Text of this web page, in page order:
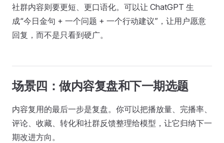
社群内容则要更短、更口语化。可以让 ChatGPT 生
成“今日金句 + 一个问题 + 一个行动建议”，让用户愿意
回复，而不是只看到硬广。
场景四：做内容复盘和下一期选题
内容复用的最后一步是复盘。你可以把播放量、完播率、
评论、收藏、转化和社群反馈整理给模型，让它归纳下一
期改进方向。